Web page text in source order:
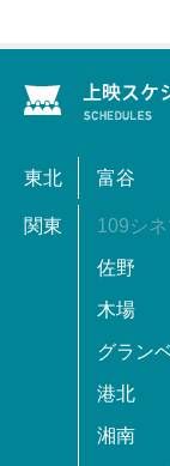
東北 富谷
関東 109シ
佐野
木場
グラン
港北
湘南